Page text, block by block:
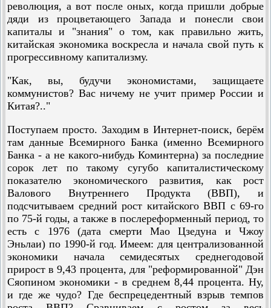
революция, а вот после оных, когда пришли добрые
дяди из процветающего Запада и понесли свои
капиталы и "знания" о том, как правильно жить,
китайская экономика воскресла и начала свой путь к
прогрессивному капитализму.
"Как, вы, будучи экономистами, защищаете
коммунистов? Вас ничему не учит пример России и
Китая?.."
Поступаем просто. Заходим в Интернет-поиск, берём
там данные Всемирного Банка (именно Всемирного
Банка - а не какого-нибудь Коминтерна) за последние
сорок лет по такому сугубо капиталистическому
показателю экономического развития, как рост
Валового Внутреннего Продукта (ВВП), и
подсчитываем средний рост китайского ВВП с 69-го
по 75-й годы, а также в послереформенный период, то
есть с 1976 (дата смерти Мао Цзедуна и Чжоу
Эньлаи) по 1990-й год. Имеем: для централизованной
экономики начала семидесятых среднегодовой
прирост в 9,43 процента, для "реформированной" Дэн
Сяопином экономики - в среднем 8,44 процента. Ну,
и где же чудо? Где беспрецедентный взрыв темпов